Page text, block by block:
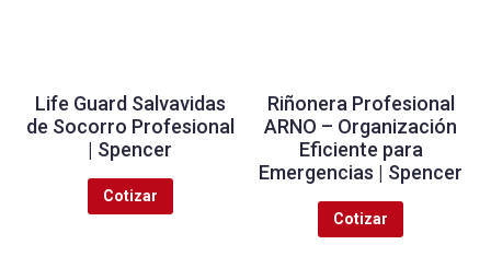
Life Guard Salvavidas
de Socorro Profesional
| Spencer
Cotizar
Riñonera Profesional
ARNO – Organización
Eficiente para
Emergencias | Spencer
Cotizar